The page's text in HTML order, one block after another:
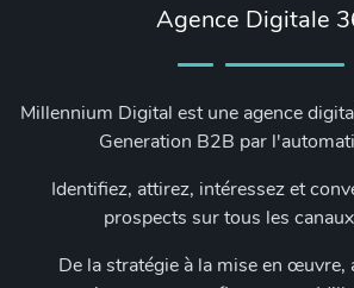
Agence Digitale
Millennium Digital est une agence
Generation B2B par
Identifiez, attirez, intéressez et
prospects sur tous les
De la stratégie à la mise en œuvre,